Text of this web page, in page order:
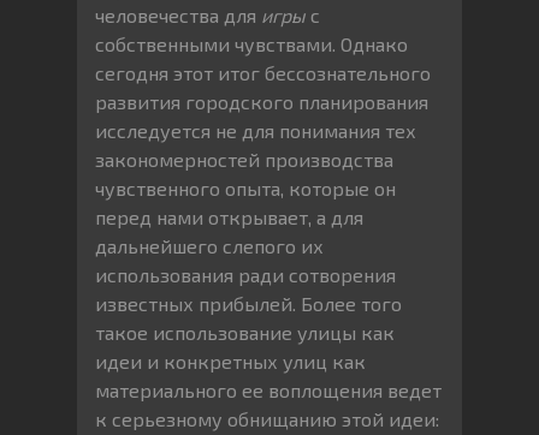
человечества для игры с
собственными чувствами. Однако
сегодня этот итог бессознательного
развития городского планирования
исследуется не для понимания тех
закономерностей производства
чувственного опыта, которые он
перед нами открывает, а для
дальнейшего слепого их
использования ради сотворения
известных прибылей. Более того
такое использование улицы как
идеи и конкретных улиц как
материального ее воплощения ведет
к серьезному обнищанию этой идеи: